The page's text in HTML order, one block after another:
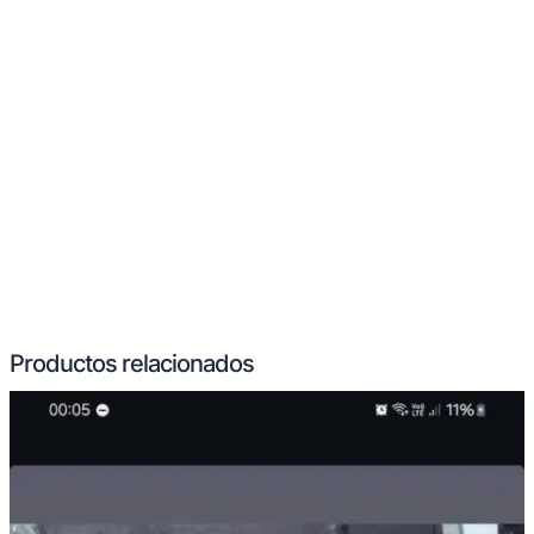
Productos relacionados